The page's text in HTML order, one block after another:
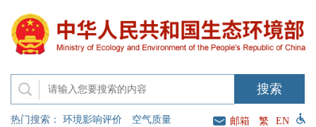
热门搜索： 环境影响评价 空气质量 邮箱 繁 EN